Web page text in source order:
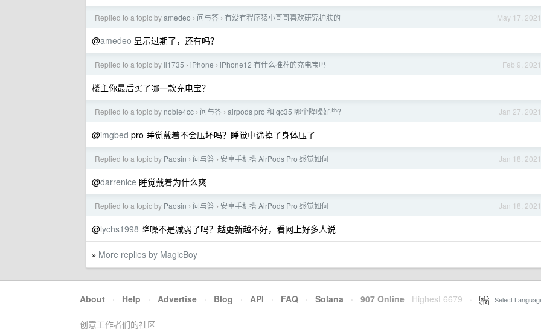
May 17, 2021
Replied to a topic byamedeo › 问与答 › 有没有程序猿小哥哥喜欢研究护肤的
@amedeo 显示过期了，还有吗？
Feb 9, 2021
Replied to a topic by ll1735 › iPhone › iPhone12 有什么推荐的充电宝吗
楼主你最后买了哪一款充电宝？
Jan 27, 2021
Replied to a topic by noble4cc › 问与答 › airpods pro 和 qc35 哪个降噪好些？
@imgbed pro 睡觉戴着不会压坏吗？睡觉中途掉了身体压了
Jan 18, 2021
Replied to a topic by Paosin › 问与答 › 安卓手机搭 AirPods Pro 感觉如何
@darrenice 睡觉戴着为什么爽
Jan 18, 2021
Replied to a topic by Paosin › 问与答 › 安卓手机搭 AirPods Pro 感觉如何
@lychs1998 降噪不是减弱了吗？越更新越不好，看网上好多人说
» More replies by MagicBoy
About · Help · Advertise · Blog · API · FAQ · Solana · 907 Online Highest 6679 Select
创意工作者们的社区